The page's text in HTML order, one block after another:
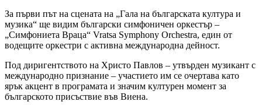
За първи път на сцената на „Гала на българската култура и
музика“ ще видим български симфоничен оркестър –
„Симфониета Враца“ Vratsa Symphony Orchestra, един от
водещите оркестри с активна международна дейност.
Под диригентството на Христо Павлов – утвърден музикант с
международно признание – участието им се очертава като
ярък акцент в програмата и значим културен момент за
българското присъствие във Виена.